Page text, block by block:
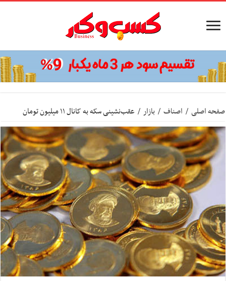
صفحه اصلی / اصناف / بازار / عقب‌نشینی سکه به کانال ۱۱ میلیون تومان